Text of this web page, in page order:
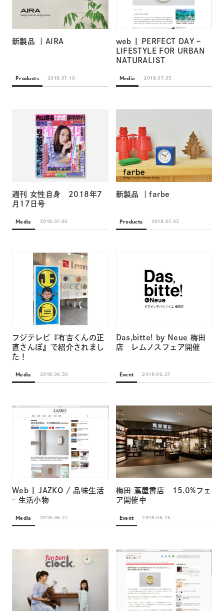
新製品 ｜AIRA
Products 2018.07.10
web | PERFECT DAY –
LIFESTYLE FOR URBAN
NATURALIST
Media 2018.07.05
週刊 女性自身 2018年7
月17日号
Media 2018.07.05
新製品 ｜farbe
Products 2018.07.03
フジテレビ『有吉くんの正
直さんぽ』で紹介されまし
た！
Media 2018.06.30
Das,bitte! by Neue 梅田
店 レムノスフェア開催
Event 2018.06.27
Web | JAZKO / 品味生活
– 生活小物
Media 2018.06.27
梅田 蔦屋書店 15.0%フェ
ア開催中
Event 2018.06.25